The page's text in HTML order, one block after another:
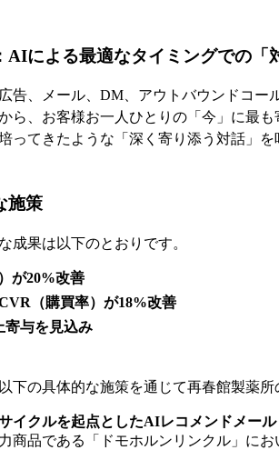
による最適なタイミングでの「
告、メール、DM、アウトバウンドコ
ら、お客様お一人ひとりの「今」に最
ってきたような「深く寄り添う対話」
施策
成果は以下のとおりです。
が20%改善
（購買率）が18%改善
寄与を見込み
下の具体的な施策を通じて再春館製薬
イクルを起点としたAIレコメンドメール
商品である「ドモホルンリンクル」に